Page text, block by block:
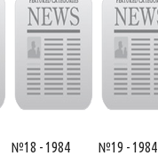
№18 - 1984 №19 - 1984